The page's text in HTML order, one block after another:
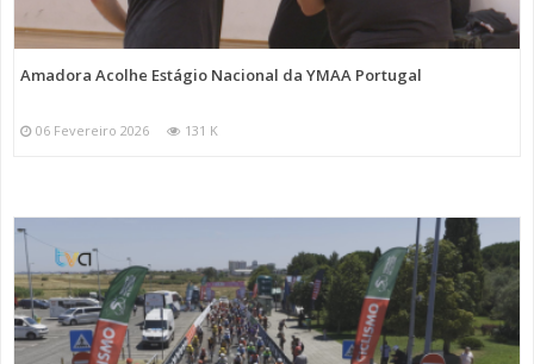
Amadora Acolhe Estágio Nacional da YMAA Portugal
06 Fevereiro 2026 131 K